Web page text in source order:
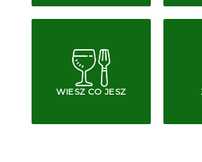
WIESZ CO JESZ